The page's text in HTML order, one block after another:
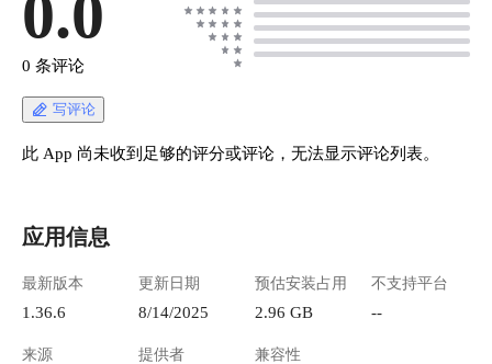
0.0
0 条评论
写评论
此 App 尚未收到足够的评分或评论，无法显示评论列表。
应用信息
最新版本
1.36.6
更新日期
8/14/2025
预估安装占用
2.96 GB
不支持平台
--
来源 提供者 兼容性